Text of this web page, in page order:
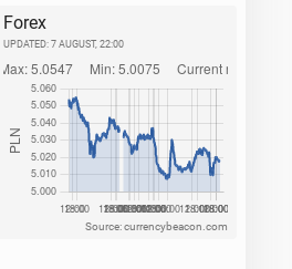
Forex
UPDATED: 7 AUGUST, 22:00
Source: currencybeacon.com